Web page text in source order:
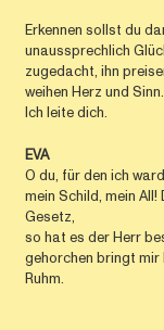
Erkennen sollst du
unaussprechlich
zugedacht, ihn
weihen Herz und
Ich leite dich.
EVA
O du, für den ich
mein Schild, mein All!
Gesetz,
so hat es der Herr
gehorchen bringt mir
Ruhm.